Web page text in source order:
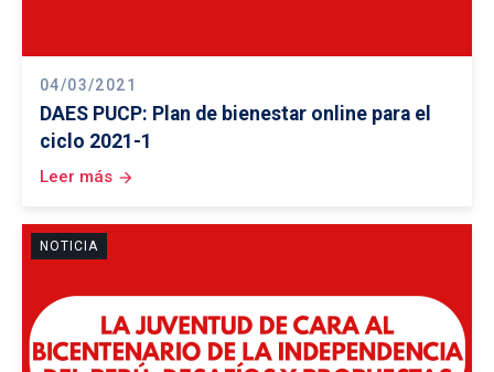
04/03/2021
DAES PUCP: Plan de bienestar online para el
ciclo 2021-1
Leer más arrow_forward
NOTICIA